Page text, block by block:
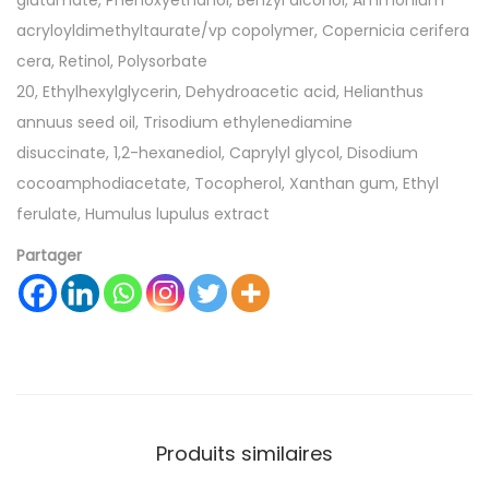
acryloyldimethyltaurate/vp copolymer, Copernicia cerifera
cera, Retinol, Polysorbate
20, Ethylhexylglycerin, Dehydroacetic acid, Helianthus
annuus seed oil, Trisodium ethylenediamine
disuccinate, 1,2-hexanediol, Caprylyl glycol, Disodium
cocoamphodiacetate, Tocopherol, Xanthan gum, Ethyl
ferulate, Humulus lupulus extract
Partager
Produits similaires